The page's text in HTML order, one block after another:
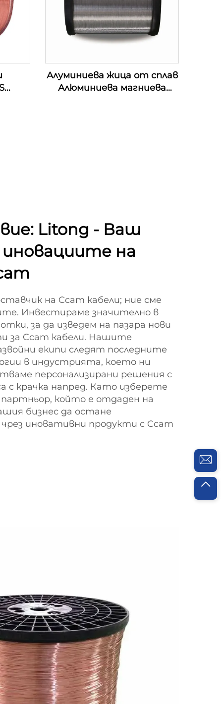
Алуминиева жица от сплав
Алюминиева магниева
Litong - Ваш
на
на Ccam кабели; ние сме
Инвестираме значително в
за да изведем на пазара нови
за Ccam кабели. Нашите
екипи следят последните
в индустрията, което ни
персонализирани решения с
с крачка напред. Като изберете
който е отдаден на
бизнес да остане
иновативни продукти с Ccam